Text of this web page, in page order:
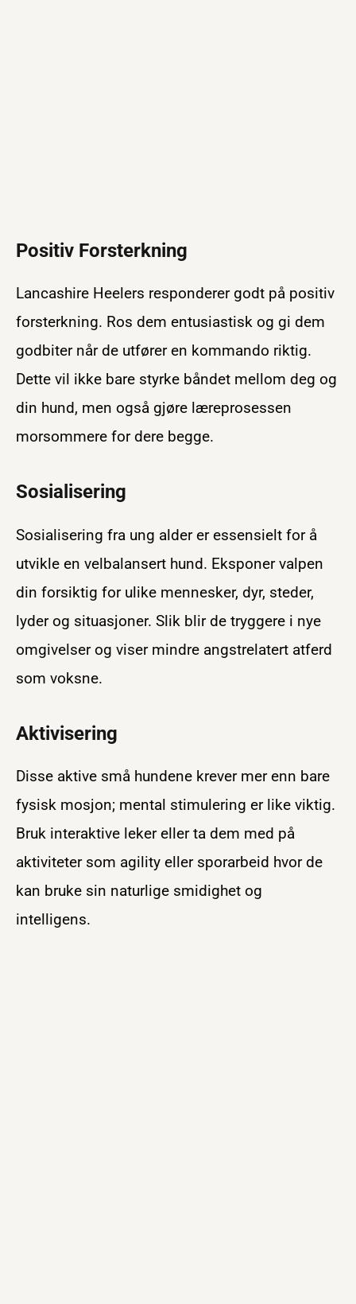
Positiv Forsterkning
Lancashire Heelers responderer godt på positiv
forsterkning. Ros dem entusiastisk og gi dem
godbiter når de utfører en kommando riktig.
Dette vil ikke bare styrke båndet mellom deg og
din hund, men også gjøre læreprosessen
morsommere for dere begge.
Sosialisering
Sosialisering fra ung alder er essensielt for å
utvikle en velbalansert hund. Eksponer valpen
din forsiktig for ulike mennesker, dyr, steder,
lyder og situasjoner. Slik blir de tryggere i nye
omgivelser og viser mindre angstrelatert atferd
som voksne.
Aktivisering
Disse aktive små hundene krever mer enn bare
fysisk mosjon; mental stimulering er like viktig.
Bruk interaktive leker eller ta dem med på
aktiviteter som agility eller sporarbeid hvor de
kan bruke sin naturlige smidighet og
intelligens.